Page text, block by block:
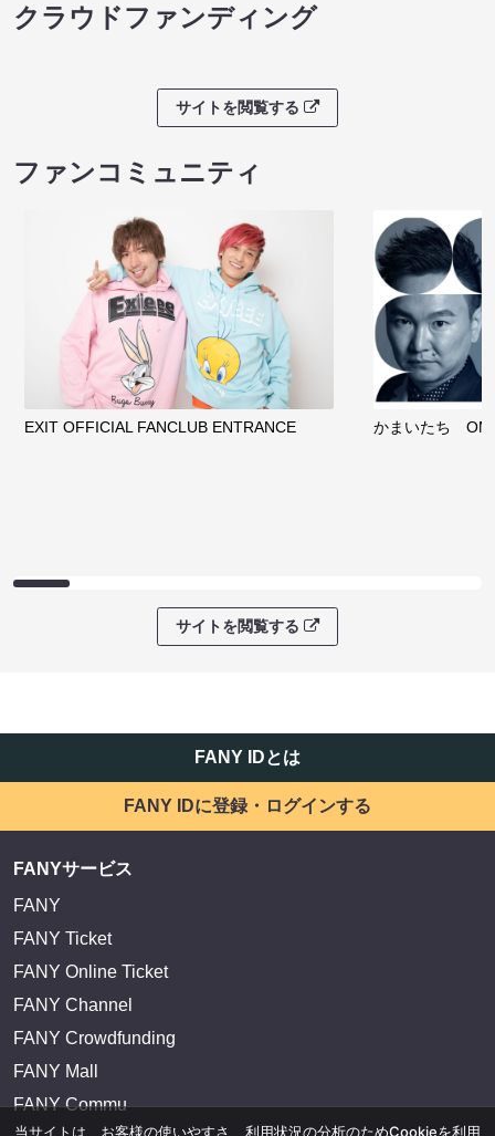
クラウドファンディング
サイトを閲覧する
ファンコミュニティ
EXIT OFFICIAL FANCLUB ENTRANCE かまいたち
サイトを閲覧する
FANY IDとは
FANY IDに登録・ログインする
FANYサービス
FANY
FANY Ticket
FANY Online Ticket
FANY Channel
FANY Crowdfunding
FANY Mall
FANY Commu
当サイトは、お客様の使いやすさ、利用状況の分析のためCookieを利用